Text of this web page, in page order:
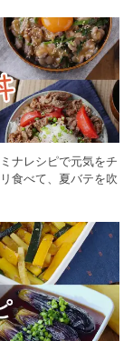
ナレシピで元気をチ
食べて、夏バテを吹